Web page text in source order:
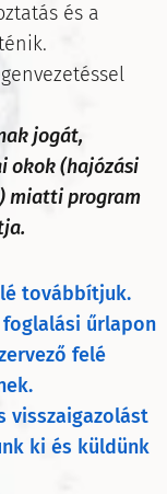
és a
jogát,
okok (hajózási
miatti program
továbbítjuk.
foglalási űrlapon
felé
visszaigazolást
ki és küldünk